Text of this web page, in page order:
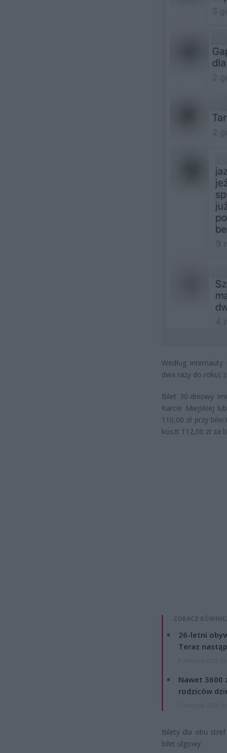
Według
dwa razy do roku)
Bilet 30-dniowy
Karcie Miejskiej
110,00 zł przy
koszt 112,00 zł za
ZOBACZ
26-letni
Teraz
Nawet 3600
rodziców
Bilety dla obu
bilet ulgowy.